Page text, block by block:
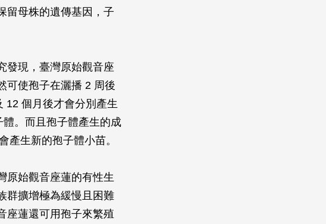
留母株的遺傳基因，子
發現，臺灣原始觀音座
可使孢子在灑播 2 周後
12 個月後才會分別產生
。而且孢子體產生的成
產生新的孢子體小苗。
原始觀音座蓮的有性生
群擴增極為緩慢且困難
座蓮還可用孢子來繁殖